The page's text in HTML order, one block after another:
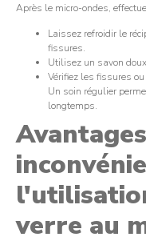
Après le micro-ondes,
Laissez refroidir le
fissures.
Utilisez un savon
Vérifiez les fissures
Un soin régulier
longtemps.
verre au